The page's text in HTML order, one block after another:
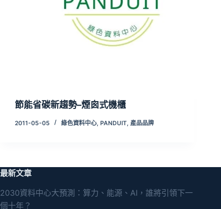
節能省碳新趨勢–煙囪式機櫃
2011-05-05 綠色資料中心, PANDUIT, 產品品牌
最新文章
2030資料中心大預測：算力、能源、AI，誰將引領下一
個十年？